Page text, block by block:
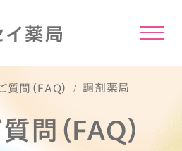
質問（FAQ） 調剤薬局
問（FAQ）